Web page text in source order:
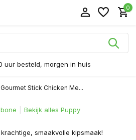
0
uur besteld, morgen in huis
Stick Chicken Me...
Bekijk alles Puppy
smaakvolle kipsmaak!